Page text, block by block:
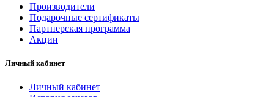
Производители
Подарочные сертификаты
Партнерская программа
Акции
Личный кабинет
Личный кабинет